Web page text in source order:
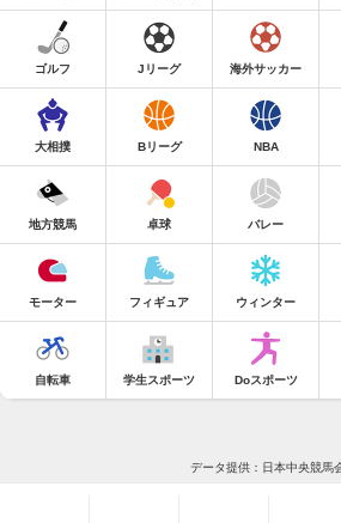
ゴルフ Jリーグ 海外サッカー
大相撲 Bリーグ NBA
地方競馬 卓球 バレー
モーター フィギュア ウィンター
自転車 学生スポーツ Doスポーツ
データ提供：日本中央競馬